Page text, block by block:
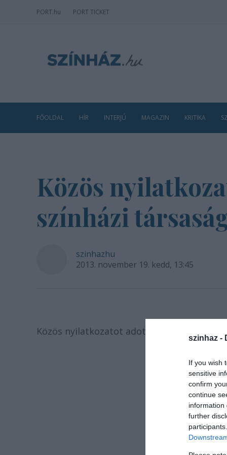
szinhaz -
If you wish
sensitive
confirm
continue
information
further
PORT.hu PORT TICKET
FŐOLDAL HÍR INTERJÚ MAGAZIN KRITIKA
Közös
színházi
szinhazhu
2013. november 19. kedd, 13:45
Közös nyilatkozatot adott ki a Magyar